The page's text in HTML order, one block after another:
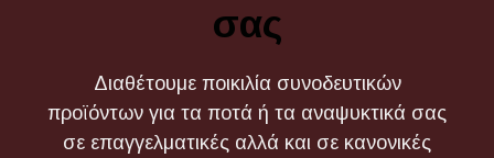
σας
Διαθέτουμε ποικιλία συνοδευτικών
προϊόντων για τα ποτά ή τα αναψυκτικά σας
σε επαγγελματικές αλλά και σε κανονικές